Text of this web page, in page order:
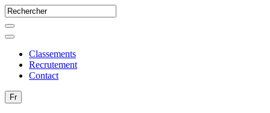
Classements
Recrutement
Contact
Fr